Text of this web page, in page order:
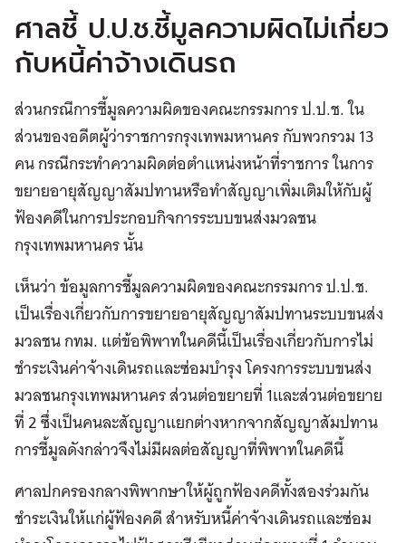
ศาลชี้ ป.ป.ช.ชี้มูลความผิดไม่เกี่ยว
กับหนี้ค่าจ้างเดินรถ
ส่วนกรณีการชี้มูลความผิดของคณะกรรมการ ป.ป.ช. ใน
ส่วนของอดีตผู้ว่าราชการกรุงเทพมหานคร กับพวกรวม 13
คน กรณีกระทำความผิดต่อตำแหน่งหน้าที่ราชการ ในการ
ขยายอายุสัญญาสัมปทานหรือทำสัญญาเพิ่มเติมให้กับผู้
ฟ้องคดีในการประกอบกิจการระบบขนส่งมวลชน
กรุงเทพมหานคร นั้น
เห็นว่า ข้อมูลการชี้มูลความผิดของคณะกรรมการ ป.ป.ช.
เป็นเรื่องเกี่ยวกับการขยายอายุสัญญาสัมปทานระบบขนส่ง
มวลชน กทม. แต่ข้อพิพาทในคดีนี้เป็นเรื่องเกี่ยวกับการไม่
ชำระเงินค่าจ้างเดินรถและซ่อมบำรุง โครงการระบบขนส่ง
มวลชนกรุงเทพมหานคร ส่วนต่อขยายที่ 1และส่วนต่อขยาย
ที่ 2 ซึ่งเป็นคนละสัญญาแยกต่างหากจากสัญญาสัมปทาน
การชี้มูลดังกล่าวจึงไม่มีผลต่อสัญญาที่พิพาทในคดีนี้
ศาลปกครองกลางพิพากษาให้ผู้ถูกฟ้องคดีทั้งสองร่วมกัน
ชำระเงินให้แก่ผู้ฟ้องคดี สำหรับหนี้ค่าจ้างเดินรถและซ่อม